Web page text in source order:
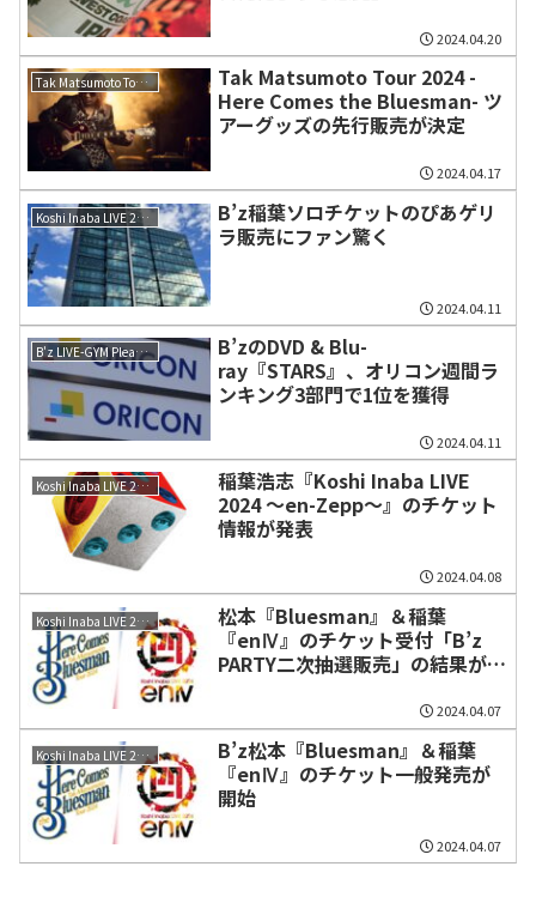
2024.04.20
Tak Matsumoto Tour 2024 -Here Comes the Bluesman-
Tak Matsumoto Tour 2024 -
Here Comes the Bluesman- ツ
アーグッズの先行販売が決定
2024.04.17
Koshi Inaba LIVE 2024 〜enⅣ〜
B’z稲葉ソロチケットのぴあゲリ
ラ販売にファン驚く
2024.04.11
B'z LIVE-GYM Pleasure 2023 -STARS-
B’zのDVD & Blu-
ray『STARS』、オリコン週間ラ
ンキング3部門で1位を獲得
2024.04.11
Koshi Inaba LIVE 2024 ～en-Zepp～
稲葉浩志『Koshi Inaba LIVE
2024 ～en-Zepp～』のチケット
情報が発表
2024.04.08
Koshi Inaba LIVE 2024 〜enⅣ〜
松本『Bluesman』＆稲葉
『enⅣ』のチケット受付「B’z
PARTY二次抽選販売」の結果が発
2024.04.07
Koshi Inaba LIVE 2024 〜enⅣ〜
B’z松本『Bluesman』＆稲葉
『enⅣ』のチケット一般発売が
開始
2024.04.07